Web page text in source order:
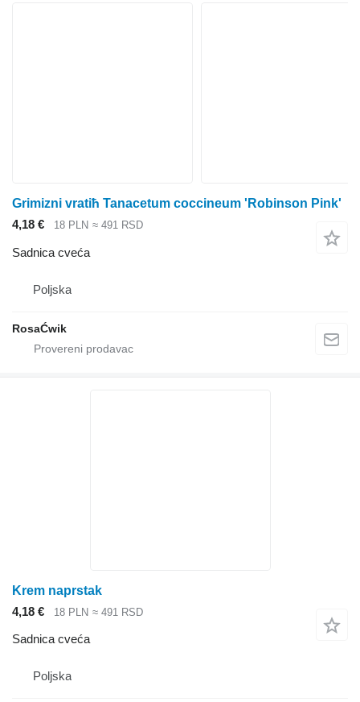
Grimizni vratiћ Tanacetum coccineum 'Robinson Pink'
4,18 €
18 PLN ≈ 491 RSD
Sadnica cveća
Poljska
RosaĆwik
Krem naprstak
4,18 €
18 PLN ≈ 491 RSD
Sadnica cveća
Poljska